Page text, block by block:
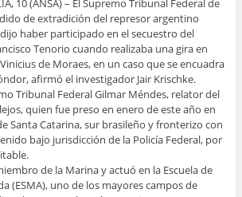
10 (ANSA) – El Supremo Tribunal Federal de
de extradición del represor argentino
haber participado en el secuestro del
Tenorio cuando realizaba una gira en
de Moraes, en un caso que se encuadra
afirmó el investigador Jair Krischke.
Tribunal Federal Gilmar Méndes, relator del
quien fue preso en enero de este año en
Santa Catarina, sur brasileño y fronterizo con
bajo jurisdicción de la Policía Federal, por
de la Marina y actuó en la Escuela de
(ESMA), uno de los mayores campos de